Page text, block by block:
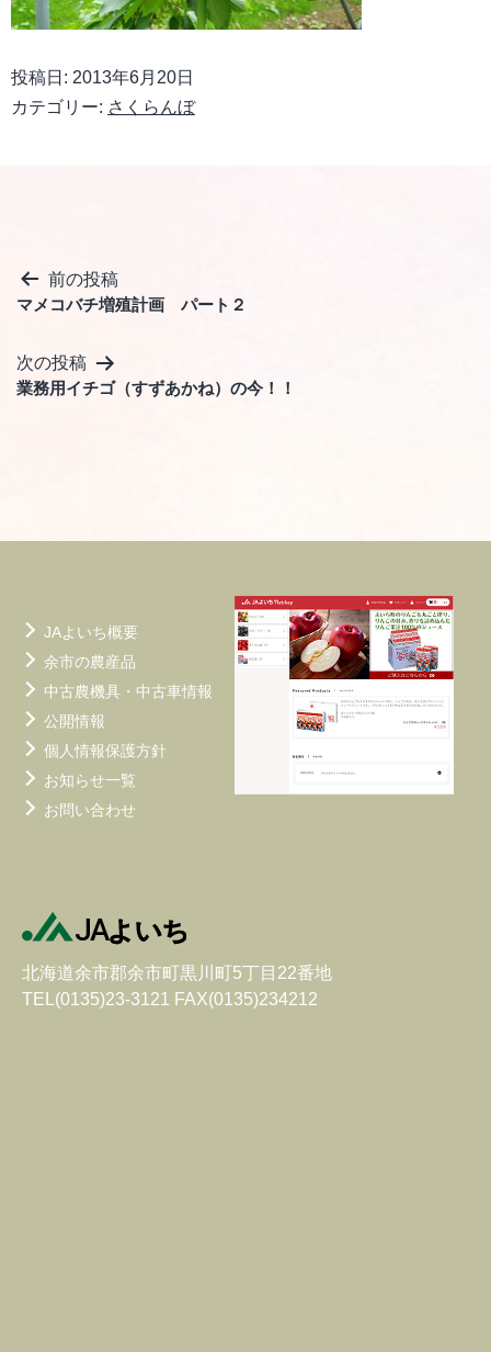
投稿日: 2013年6月20日
カテゴリー: さくらんぼ
投
稿
ナ
ビ
ョ
前の投稿
マメコバチ増殖計画 パート２
次の投稿
業務用イチゴ（すずあかね）の今！！
JAよいち概要
余市の農産品
中古農機具・中古車情報
公開情報
個人情報保護方針
お知らせ一覧
お問い合わせ
北海道余市郡余市町黒川町5丁目22番地
TEL(0135)23-3121 FAX(0135)234212